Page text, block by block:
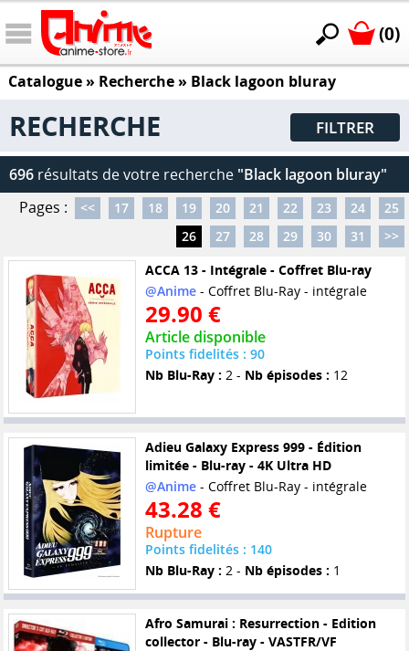
(0)
Catalogue» Recherche » Black lagoon bluray
RECHERCHE FILTRER
696 résultats de votre recherche "Black lagoon bluray"
Pages :
<< 17 18 19 20 21 22 23 24
25
26
27 28 29 30 31
>>
ACCA 13 - Intégrale - Coffret Blu-ray
@Anime- Coffret Blu-Ray - intégrale
29.90 €
Article disponible
Points fidelités : 90
Nb Blu-Ray : 2 - Nb épisodes : 12
Adieu Galaxy Express 999 - Édition
limitée - Blu-ray - 4K Ultra HD
@Anime- Coffret Blu-Ray - intégrale
43.28 €
Rupture
Points fidelités : 140
Nb Blu-Ray : 2 - Nb épisodes : 1
Afro Samurai : Resurrection - Edition
collector - Blu-ray - VASTFR/VF